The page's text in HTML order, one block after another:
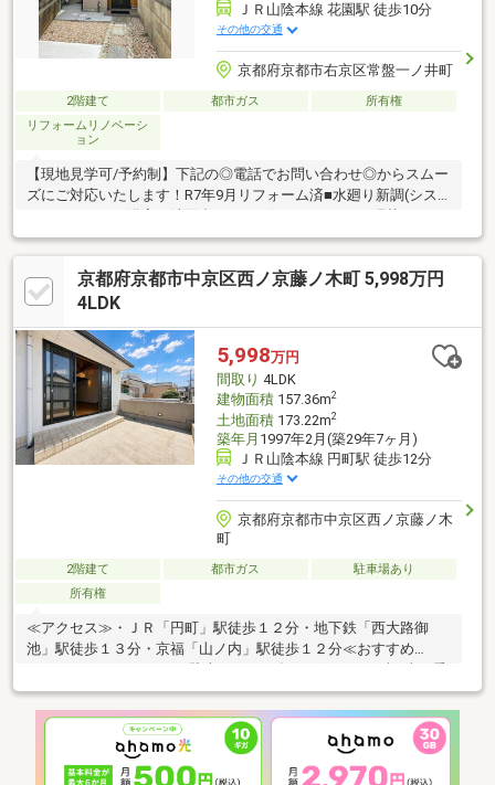
ＪＲ山陰本線 花園駅 徒歩10分
その他の交通
京都府京都市右京区常盤一ノ井町
2階建て 都市ガス
所有権
リフォームリノベーシ
ョン
【現地見学可/予約制】下記の◎電話でお問い合わせ◎からスムー
ズにご対応いたします！R7年9月リフォーム済■水廻り新調(シス
ス張替■建具交換■外壁■ハウスクリーニング 等※間取り図・パー
ス・写真中に車や家具を掲載の場合は配置例を示したもので実際
に設置されているわけではありません。特にコメントがない場合
は家具や車などは販売価格に含まれません。
京都府京都市中京区西ノ京藤ノ木町 5,998万円
4LDK
5,998万円
間取り 4LDK
建物面積157.36m2
土地面積173.22m2
築年月 1997年2月(築29年7ヶ月)
ＪＲ山陰本線 円町駅 徒歩12分
その他の交通
京都府京都市中京区西ノ京藤ノ木
町
2階建て 都市ガス
駐車場あり
所有権
≪アクセス≫・ＪＲ「円町」駅徒歩１２分・地下鉄「西大路御
池」駅徒歩１３分・京福「山ノ内」駅徒歩１２分≪おすすめ
り降りが可能・ＬＤＫは広々２０.７５帖！・全居室に収納有り。
小屋裏収納もあるのでお部屋スッキリ！・周辺施設充実生活便利
な立地≪周辺施設≫・マツモト…歩８分・生鮮館なかむら…歩９
分・セブンイレブン…歩１分・ファミリーマート…歩４分・Ｖ・
drug…歩３分・郵便局…歩３分・西大路病院…歩１３分≪通学≫・